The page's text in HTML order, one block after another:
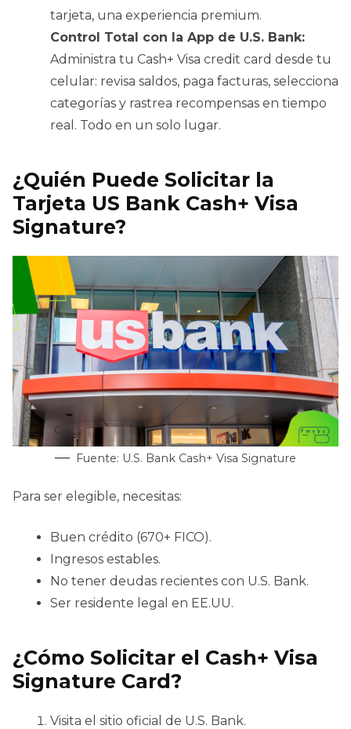
tarjeta, una experiencia premium.
Control Total con la App de U.S. Bank:
Administra tu Cash+ Visa credit card desde tu
celular: revisa saldos, paga facturas, selecciona
categorías y rastrea recompensas en tiempo
real. Todo en un solo lugar.
¿Quién Puede Solicitar la
Tarjeta US Bank Cash+ Visa
Signature?
Fuente: U.S. Bank Cash+ Visa Signature
Para ser elegible, necesitas:
Buen crédito (670+ FICO).
Ingresos estables.
No tener deudas recientes con U.S. Bank.
Ser residente legal en EE.UU.
¿Cómo Solicitar el Cash+ Visa
Signature Card?
Visita el sitio oficial de U.S. Bank.